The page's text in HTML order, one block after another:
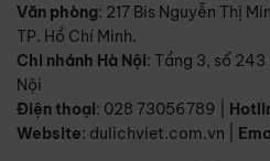
Văn phòng: 217 Bis Nguyễn Thị
TP. Hồ Chí Minh.
Chi nhánh Hà Nội: Tầng 3, số
Nội
Điện thoại: 028 73056789
Website: dulichviet.com.vn